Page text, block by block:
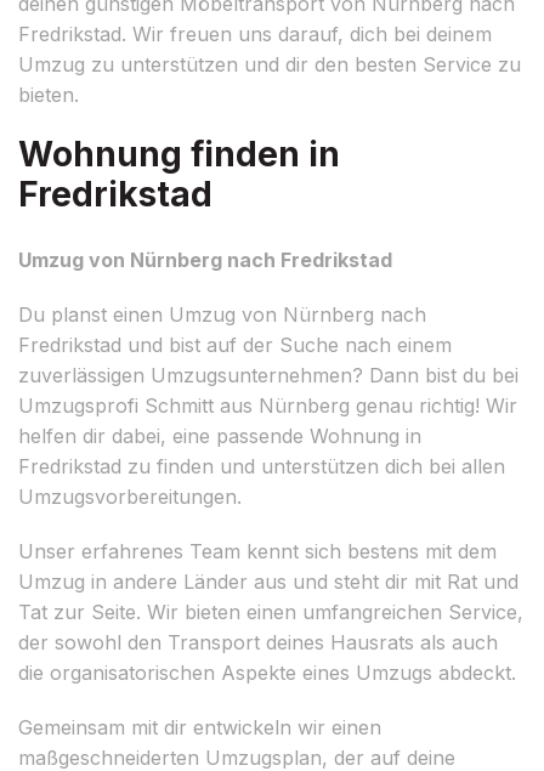
Fredrikstad. Wir freuen uns darauf, dich bei deinem
Umzug zu unterstützen und dir den besten Service zu
bieten.
Wohnung finden in
Fredrikstad
Umzug von Nürnberg nach Fredrikstad
Du planst einen Umzug von Nürnberg nach
Fredrikstad und bist auf der Suche nach einem
zuverlässigen Umzugsunternehmen? Dann bist du bei
Umzugsprofi Schmitt aus Nürnberg genau richtig! Wir
helfen dir dabei, eine passende Wohnung in
Fredrikstad zu finden und unterstützen dich bei allen
Umzugsvorbereitungen.
Unser erfahrenes Team kennt sich bestens mit dem
Umzug in andere Länder aus und steht dir mit Rat und
Tat zur Seite. Wir bieten einen umfangreichen Service,
der sowohl den Transport deines Hausrats als auch
die organisatorischen Aspekte eines Umzugs abdeckt.
Gemeinsam mit dir entwickeln wir einen
maßgeschneiderten Umzugsplan, der auf deine